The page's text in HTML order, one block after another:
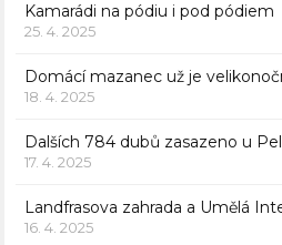
Kamarádi na pódiu i pod pódiem
25. 4. 2025
Domácí mazanec už je
18. 4. 2025
Dalších 784 dubů zasazeno u
17. 4. 2025
Landfrasova zahrada a Umělá
16. 4. 2025